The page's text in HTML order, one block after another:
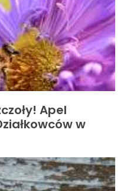
Apel
w